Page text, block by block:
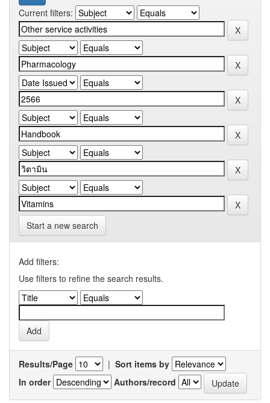
Current filters:
Start a new search
Add filters:
Use filters to refine the search results.
Results/Page | Sort items by
In order
Authors/record